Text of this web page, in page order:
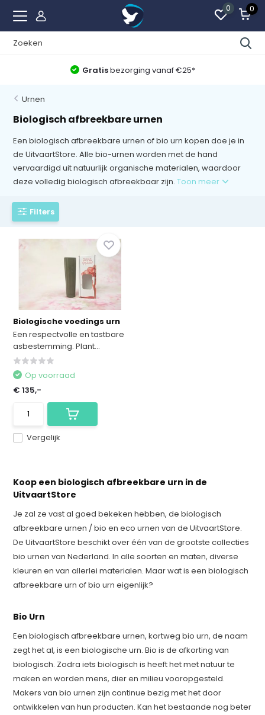
0 0
Beste Uitvaartwinkel van Nederland
Urnen
Biologisch afbreekbare urnen
Een biologisch afbreekbare urnen of bio urn kopen doe je in
de UitvaartStore. Alle bio-urnen worden met de hand
vervaardigd uit natuurlijk organische materialen, waardoor
deze volledig biologisch afbreekbaar zijn.Toon meer
Filters
Biologische voedings urn
Een respectvolle en tastbare
asbestemming. Plant...
Vergelijk
Op voorraad
€ 135,-
Koop een biologisch afbreekbare urn in de
UitvaartStore
Je zal ze vast al goed bekeken hebben, de biologisch
afbreekbare urnen / bio en eco urnen van de UitvaartStore.
De UitvaartStore beschikt over één van de grootste collecties
bio urnen van Nederland. In alle soorten en maten, diverse
kleuren en van allerlei materialen. Maar wat is een biologisch
afbreekbare urn of bio urn eigenlijk?
Bio Urn
Een biologisch afbreekbare urnen, kortweg bio urn, de naam
zegt het al, is een biologische urn. Bio is de afkorting van
biologisch. Zodra iets biologisch is heeft het met natuur te
maken en worden mens, dier en milieu vooropgesteld.
Makers van bio urnen zijn continue bezig met het door
ontwikkelen van hun producten. Kan het bestaande nog beter